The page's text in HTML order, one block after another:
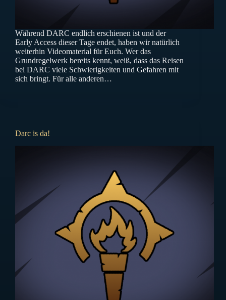
Während DARC endlich erschienen ist und der
Early Access dieser Tage endet, haben wir natürlich
weiterhin Videomaterial für Euch. Wer das
Grundregelwerk bereits kennt, weiß, dass das Reisen
bei DARC viele Schwierigkeiten und Gefahren mit
sich bringt. Für alle anderen…
Darc is da!